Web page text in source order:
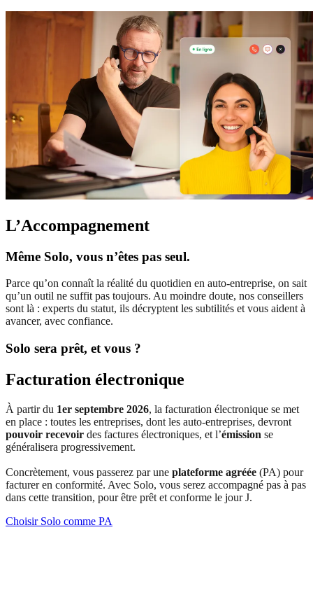
L’Accompagnement
Même Solo, vous n’êtes pas seul.
Parce qu’on connaît la réalité du quotidien en auto-entreprise, on sait
qu’un outil ne suffit pas toujours. Au moindre doute, nos conseillers
sont là : experts du statut, ils décryptent les subtilités et vous aident à
avancer, avec confiance.
Solo sera prêt, et vous ?
Facturation électronique
À partir du 1er septembre 2026, la facturation électronique se met
en place : toutes les entreprises, dont les auto-entreprises, devront
pouvoir recevoir des factures électroniques, et l’émission se
généralisera progressivement.
Concrètement, vous passerez par une plateforme agréée (PA) pour
facturer en conformité. Avec Solo, vous serez accompagné pas à pas
dans cette transition, pour être prêt et conforme le jour J.
Choisir Solo comme PA